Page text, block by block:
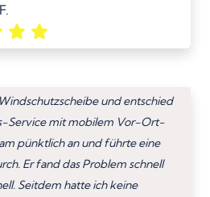
und entschied
Service mit mobilem Vor-Ort-
pünktlich an und führte eine
Er fand das Problem schnell
Seitdem hatte ich keine